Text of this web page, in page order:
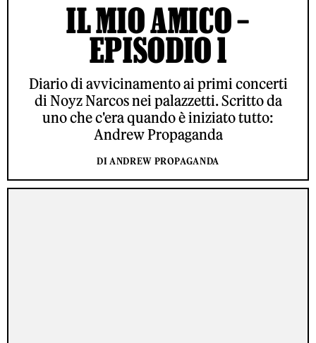
IL MIO AMICO –
EPISODIO 1
Diario di avvicinamento ai primi concerti
di Noyz Narcos nei palazzetti. Scritto da
uno che c'era quando è iniziato tutto:
Andrew Propaganda
DI ANDREW PROPAGANDA